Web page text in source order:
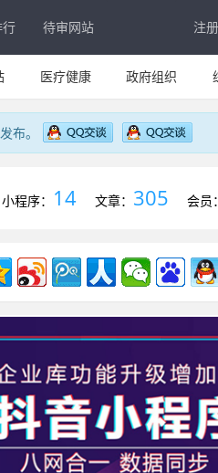
行 待审网站 注册
医疗健康 政府组织
布。
小程序： 14 文章： 305 会员：